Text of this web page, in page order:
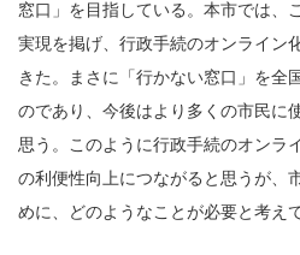
窓口」を目指している。本市では、
実現を掲げ、行政手続のオンライン
きた。まさに「行かない窓口」を全
のであり、今後はより多くの市民に
思う。このように行政手続のオンラ
の利便性向上につながると思うが、
めに、どのようなことが必要と考え